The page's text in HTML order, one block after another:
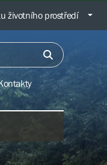
životního prostředí